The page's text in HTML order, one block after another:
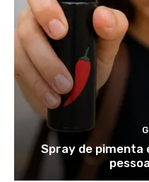
Spray de pimenta